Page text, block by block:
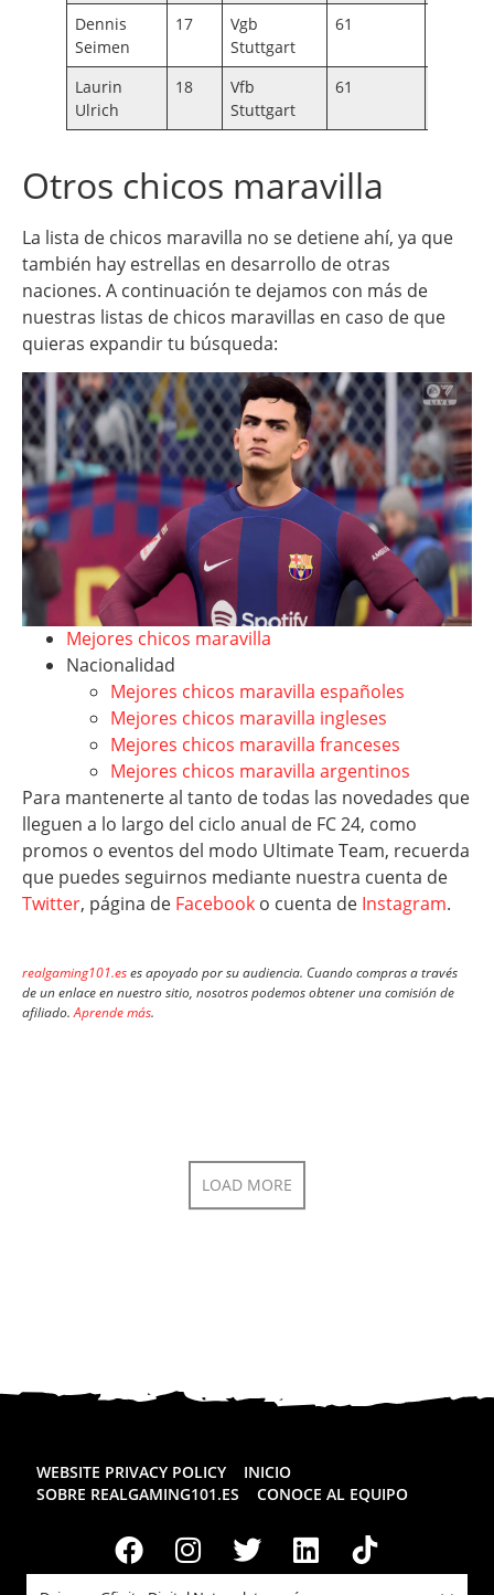
Dennis
Seimen
17
Vgb
Stuttgart
61
Laurin
Ulrich
18
Vfb
Stuttgart
61
Otros chicos maravilla
La lista de chicos maravilla no se detiene ahí, ya que
también hay estrellas en desarrollo de otras
naciones. A continuación te dejamos con más de
nuestras listas de chicos maravillas en caso de que
quieras expandir tu búsqueda:
Mejores chicos maravilla
Nacionalidad
Mejores chicos maravilla españoles
Mejores chicos maravilla ingleses
Mejores chicos maravilla franceses
Mejores chicos maravilla argentinos
Para mantenerte al tanto de todas las novedades que
lleguen a lo largo del ciclo anual de FC 24, como
promos o eventos del modo Ultimate Team, recuerda
que puedes seguirnos mediante nuestra cuenta de
Twitter, página de Facebook o cuenta de Instagram.
realgaming101.eses apoyado por su audiencia. Cuando compras a través
de un enlace en nuestro sitio, nosotros podemos obtener una comisión de
afiliado.Aprende más.
LOAD MORE
WEBSITE PRIVACY POLICY
INICIO
SOBRE REALGAMING101.ES
CONOCE AL EQUIPO